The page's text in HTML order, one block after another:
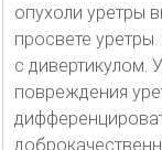
опухоли уретры
просвете
с дивертикулом.
повреждения